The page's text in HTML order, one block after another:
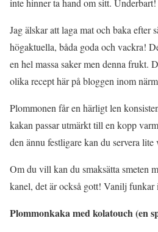
inte hinner ta hand om sitt. Underbart!
Jag älskar att laga mat och baka efter
högaktuella, båda goda och vackra!
en hel massa saker men denna frukt.
olika recept här på bloggen inom
Plommonen får en härligt len
kakan passar utmärkt till en kopp
den ännu festligare kan du servera
Om du vill kan du smaksätta smeten
kanel, det är också gott! Vanilj funkar
Plommonkaka med kolatouch (en